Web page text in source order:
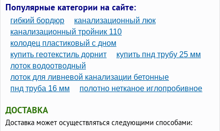
Популярные категории на сайте:
гибкий бордюр
канализационный люк
канализационный тройник 110
колодец пластиковый с дном
купить геотекстиль дорнит
купить пнд трубу 25 мм
лоток водоотводный
лоток для ливневой канализации бетонные
пнд труба 16 мм
полотно нетканое иглопробивное
ДОСТАВКА
Доставка может осуществляться следующими способами: